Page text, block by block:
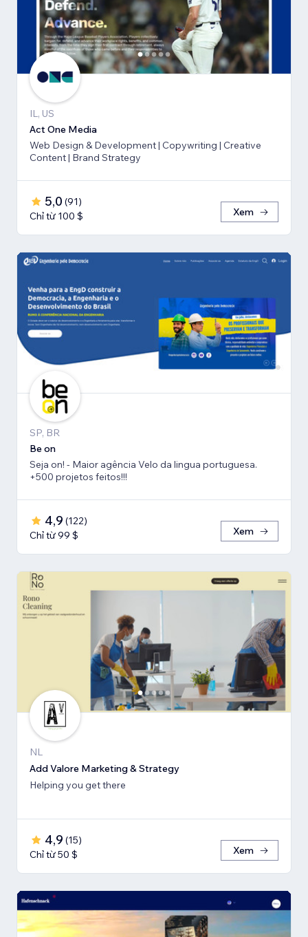
IL, US
Act One Media
Web Design & Development | Copywriting | Creative
Content | Brand Strategy
5,0 (91)
Chỉ từ 100 $
Xem
SP, BR
Be on
Seja on! - Maior agência Velo da lingua portuguesa.
+500 projetos feitos!!!
4,9 (122)
Chỉ từ 99 $
Xem
NL
Add Valore Marketing & Strategy
Helping you get there
4,9 (15)
Chỉ từ 50 $
Xem